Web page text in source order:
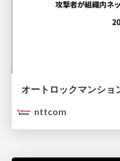
nttcom